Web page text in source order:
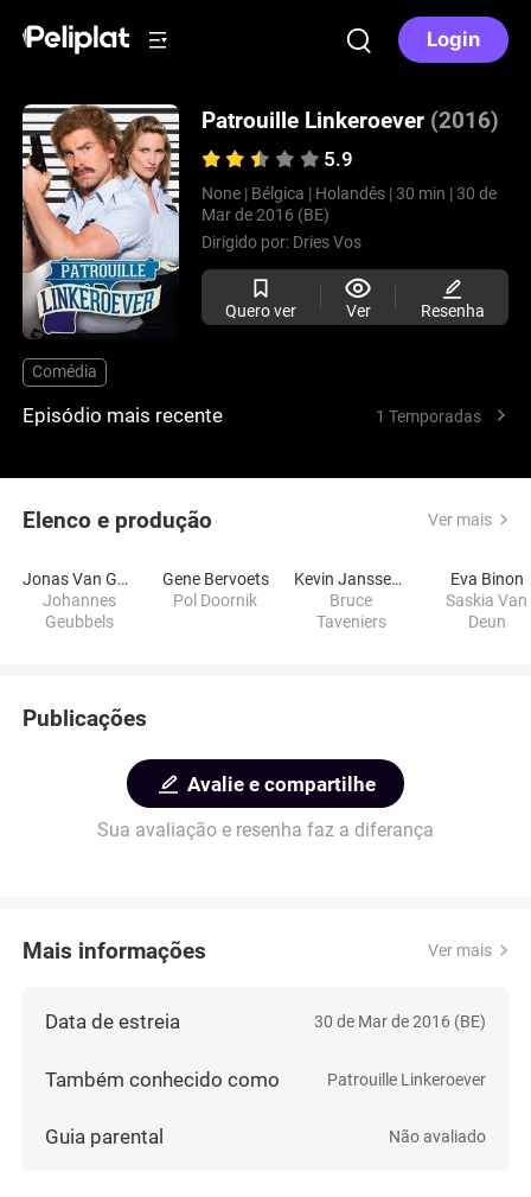
Login
Patrouille Linkeroever (2016)
5.9
None | Bélgica | Holandês | 30 min | 30 de
Mar de 2016 (BE)
Dirigido por: Dries Vos
Quero ver Ver Resenha
Comédia
Episódio mais recente 1 Temporadas
Elenco e produção Ver mais
Jonas Van Geel
Johannes
Geubbels
Gene Bervoets
Pol Doornik
Kevin Janssens
Bruce
Taveniers
Eva Binon
Saskia Van
Deun
Publicações
Avalie e compartilhe
Sua avaliação e resenha faz a diferança
Mais informações Ver mais
Data de estreia 30 de Mar de 2016 (BE)
Também conhecido como Patrouille Linkeroever
Guia parental Não avaliado